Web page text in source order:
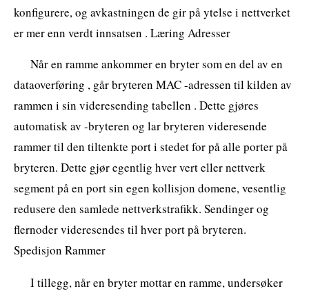
konfigurere, og avkastningen de gir på ytelse i nettverket
er mer enn verdt innsatsen . Læring Adresser
Når en ramme ankommer en bryter som en del av en
dataoverføring , går bryteren MAC -adressen til kilden av
rammen i sin videresending tabellen . Dette gjøres
automatisk av -bryteren og lar bryteren videresende
rammer til den tiltenkte port i stedet for på alle porter på
bryteren. Dette gjør egentlig hver vert eller nettverk
segment på en port sin egen kollisjon domene, vesentlig
redusere den samlede nettverkstrafikk. Sendinger og
flernoder videresendes til hver port på bryteren.
Spedisjon Rammer
I tillegg, når en bryter mottar en ramme, undersøker